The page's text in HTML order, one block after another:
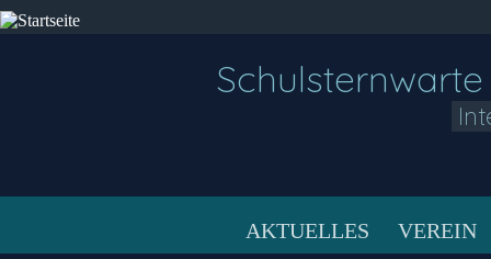
AKTUELLES VEREIN